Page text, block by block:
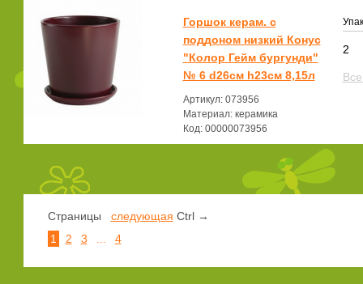
Горшок керам. с
поддоном низкий Конус
"Колор Гейм бургунди"
№ 6 d26см h23см 8,15л
Артикул: 073956
Материал: керамика
Код: 00000073956
2
Страницы следующая Ctrl →
1
2 3 4